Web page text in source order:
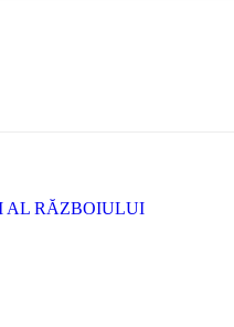
AL RĂZBOIULUI